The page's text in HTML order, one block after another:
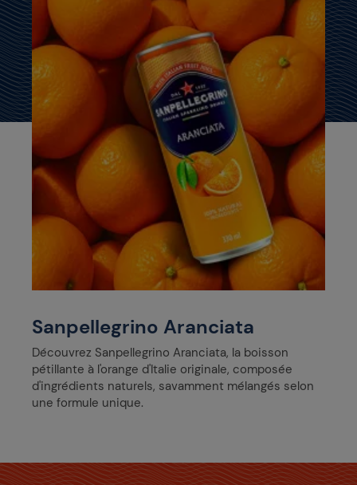
Sanpellegrino Aranciata
Découvrez Sanpellegrino Aranciata, la boisson
pétillante à l'orange d'Italie originale, composée
d'ingrédients naturels, savamment mélangés selon
une formule unique.